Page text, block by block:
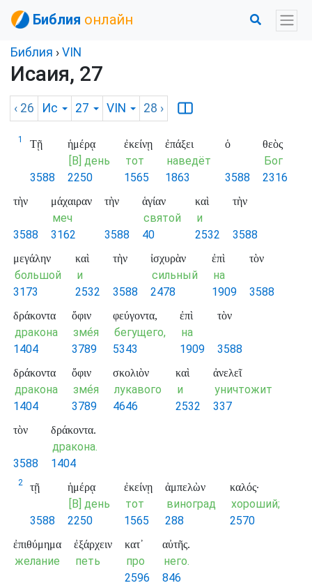
Библия онлайн
Библия › VIN
Исаия, 27
‹ 26 Ис 27 VIN 28 ›
1 Τῇ
3588
ἡμέρᾳ
[В] день
2250
ἐκείνῃ
тот
1565
ἐπάξει
наведёт
1863
ὁ
3588
θεὸς
Бог
2316
τὴν
3588
μάχαιραν
меч
3162
τὴν
3588
ἁγίαν
святой
40
καὶ
и
2532
τὴν
3588
μεγάλην
большой
3173
καὶ
и
2532
τὴν
3588
ἰσχυρὰν
сильный
2478
ἐπὶ
на
1909
τὸν
3588
δράκοντα
дракона
1404
ὄφιν
зме́я
3789
φεύγοντα,
бегущего,
5343
ἐπὶ
на
1909
τὸν
3588
δράκοντα
дракона
1404
ὄφιν
зме́я
3789
σκολιὸν
лукавого
4646
καὶ
и
2532
ἀνελεῖ
уничтожит
337
τὸν
3588
δράκοντα.
дракона.
1404
2 τῇ
3588
ἡμέρᾳ
[В] день
2250
ἐκείνῃ
тот
1565
ἀμπελὼν
виноград
288
καλός·
хороший;
2570
ἐπιθύμημα
желание
ἐξάρχειν
петь
κατ᾽
про
2596
αὐτῆς.
него.
846